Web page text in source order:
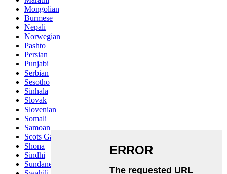
Mongolian
Burmese
Nepali
Norwegian
Pashto
Persian
Punjabi
Serbian
Sesotho
Sinhala
Slovak
Slovenian
Somali
Samoan
Scots Gaelic
Shona
Sindhi
Sundanese